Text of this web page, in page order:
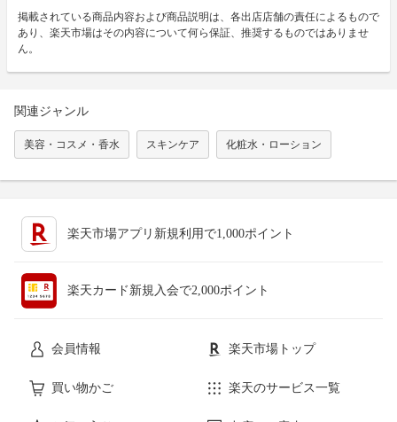
掲載されている商品内容および商品説明は、各出店店舗の責任によるもので
あり、楽天市場はその内容について何ら保証、推奨するものではありませ
ん。
関連ジャンル
美容・コスメ・香水 スキンケア 化粧水・ローション
楽天市場アプリ新規利用で1,000ポイント
楽天カード新規入会で2,000ポイント
会員情報 楽天市場トップ
買い物かご 楽天のサービス一覧